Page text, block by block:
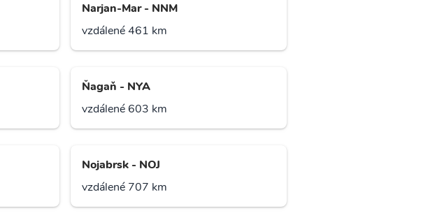
Narjan-Mar - NNM
vzdálené 461 km
Ňagaň - NYA
vzdálené 603 km
Nojabrsk - NOJ
vzdálené 707 km